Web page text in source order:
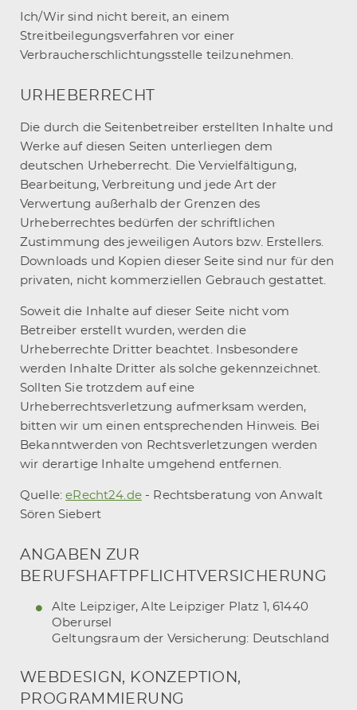
Ich/Wir sind nicht bereit, an einem
Streitbeilegungsverfahren vor einer
Verbraucherschlichtungsstelle teilzunehmen.
UR­HE­BER­RECHT
Die durch die Seitenbetreiber erstellten Inhalte und
Werke auf diesen Seiten unterliegen dem
deutschen Urheberrecht. Die Vervielfältigung,
Bearbeitung, Verbreitung und jede Art der
Verwertung außerhalb der Grenzen des
Urheberrechtes bedürfen der schriftlichen
Zustimmung des jeweiligen Autors bzw. Erstellers.
Downloads und Kopien dieser Seite sind nur für den
privaten, nicht kommerziellen Gebrauch gestattet.
Soweit die Inhalte auf dieser Seite nicht vom
Betreiber erstellt wurden, werden die
Urheberrechte Dritter beachtet. Insbesondere
werden Inhalte Dritter als solche gekennzeichnet.
Sollten Sie trotzdem auf eine
Urheberrechtsverletzung aufmerksam werden,
bitten wir um einen entsprechenden Hinweis. Bei
Bekanntwerden von Rechtsverletzungen werden
wir derartige Inhalte umgehend entfernen.
Quelle:eRecht24.de- Rechtsberatung von Anwalt
Sören Siebert
ANGABEN ZUR
BERUFSHAFTPFLICHTVERSICHERUNG
Alte Leipziger, Alte Leipziger Platz 1, 61440
Oberursel
Geltungsraum der Versicherung: Deutschland
WEBDESIGN, KONZEPTION,
PROGRAMMIERUNG